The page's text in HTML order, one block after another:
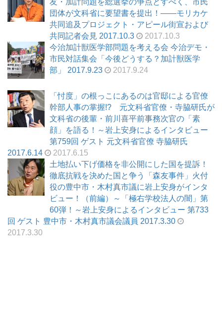
団体が文科省に要望書を提出！――モリカケ
共同追及プロジェクト・アピール街宣および
共同記者会見 2017.10.3
2017.10.3
今治加計獣医学部問題を考える会 今治デモ・
市民対話集会「今後どうする？加計獣医学
部」 2017.9.23
2017.9.24
「忖度」の根っこにあるのは官邸による官僚
幹部人事の掌握!? 元文科省官僚・寺脇研氏が
文科省の後輩・前川喜平前事務次官の「素
顔」を語る！～岩上安身によるインタビュー
第759回 ゲスト 元文科省官僚 寺脇研氏
2017.6.14
2017.6.15
土地払い下げ価格を非公開にした国を提訴！
徹底抗戦を決めた国と争う「森友事件」火付
役の豊中市・木村真市議に岩上安身がインタ
ビュー！（前編）～「極右学校法人の闇」第
60弾！～岩上安身によるインタビュー 第733
回 ゲスト 豊中市・木村真市議会議員 2017.3.30
2017.3.30